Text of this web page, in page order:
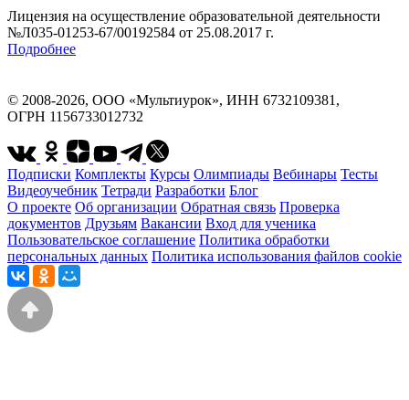
Лицензия на осуществление образовательной деятельности
№Л035-01253-67/00192584 от 25.08.2017 г.
Подробнее
© 2008-2026, ООО «Мультиурок», ИНН 6732109381,
ОГРН 1156733012732
Подписки Комплекты Курсы Олимпиады Вебинары Тесты
Видеоучебник Тетради Разработки Блог
О проекте Об организации Обратная связь Проверка
документов Друзьям Вакансии Вход для ученика
Пользовательское соглашение Политика обработки
персональных данных Политика использования файлов cookie